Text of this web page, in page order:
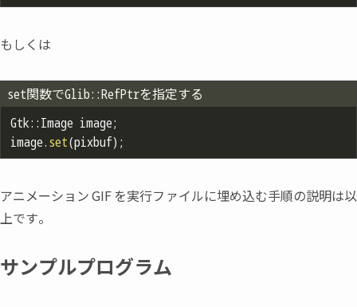
もしくは
set関数でGlib::RefPtrを指定する
Gtk::Image image;
image.set
アニメーションGIF を実行ファイルに埋め込む手順の説明は以
上です。
サンプルプログラム